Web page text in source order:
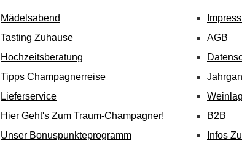
Mädelsabend
Tasting Zuhause
Hochzeitsberatung
Tipps Champagnerreise
Lieferservice
Hier Geht's Zum Traum-Champagner!
Unser Bonuspunkteprogramm
AGB
B2B
Infos